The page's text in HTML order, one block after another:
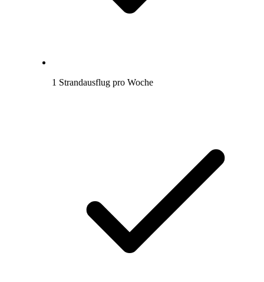
1 Strandausflug pro Woche